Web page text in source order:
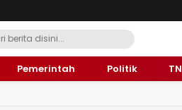
Pemerintah Politik